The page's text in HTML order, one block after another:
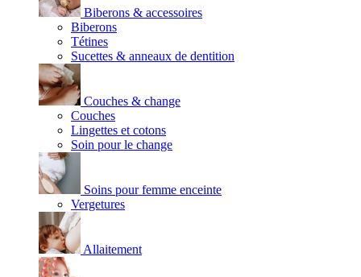
Biberons & accessoires
Biberons
Tétines
Sucettes & anneaux de dentition
Couches & change
Couches
Lingettes et cotons
Soin pour le change
Soins pour femme enceinte
Vergetures
Allaitement